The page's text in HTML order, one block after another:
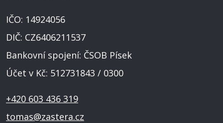
IČO: 14924056
DIČ: CZ6406211537
Bankovní spojení: ČSOB Písek
Účet v Kč: 512731843 / 0300
+420 603 436 319
tomas@zastera.cz